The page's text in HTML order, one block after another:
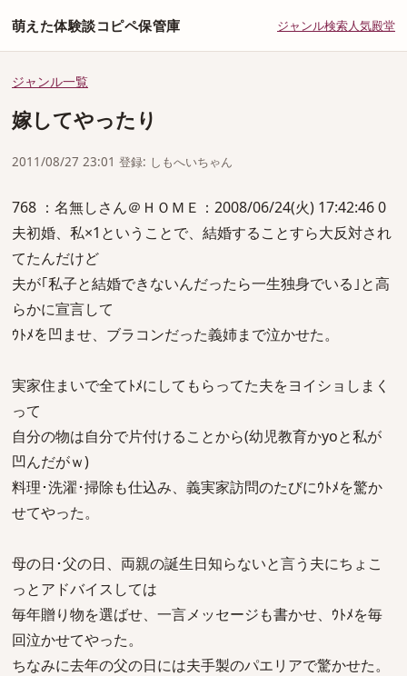
萌えた体験談コピペ保管庫 ジャンル検索人気殿堂
ジャンル一覧
嫁してやったり
2011/08/27 23:01 登録: しもへいちゃん
768 ：名無しさん＠ＨＯＭＥ：2008/06/24(火) 17:42:46 0
夫初婚、私×1ということで、結婚することすら大反対され
てたんだけど
夫が｢私子と結婚できないんだったら一生独身でいる｣と高
らかに宣言して
ｳﾄﾒを凹ませ、ブラコンだった義姉まで泣かせた。
実家住まいで全てﾄﾒにしてもらってた夫をヨイショしまく
って
自分の物は自分で片付けることから(幼児教育かyoと私が
凹んだがｗ)
料理･洗濯･掃除も仕込み、義実家訪問のたびにｳﾄﾒを驚か
せてやった。
母の日･父の日、両親の誕生日知らないと言う夫にちょこ
っとアドバイスしては
毎年贈り物を選ばせ、一言メッセージも書かせ、ｳﾄﾒを毎
回泣かせてやった。
ちなみに去年の父の日には夫手製のパエリアで驚かせた。